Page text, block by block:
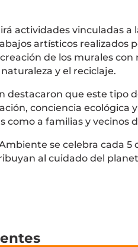
actividades vinculadas a
artísticos realizados
de los murales con
y el reciclaje.
destacaron que este tipo
conciencia ecológica
como a familias y vecinos
se celebra cada
al cuidado del